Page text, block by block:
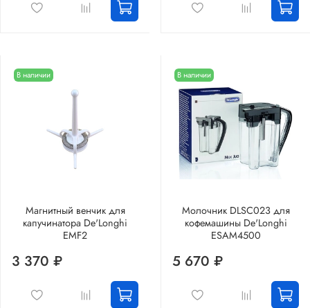
В наличии
Магнитный венчик для
капучинатора De'Longhi
EMF2
3 370 ₽
В наличии
Молочник DLSC023 для
кофемашины De'Longhi
ESAM4500
5 670 ₽